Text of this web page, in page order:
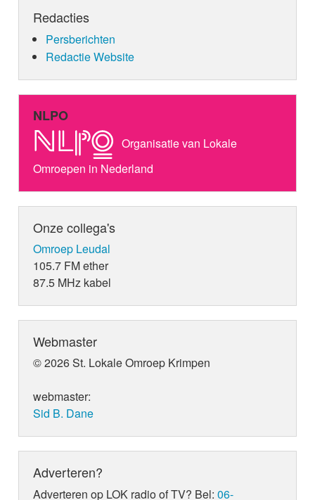
Redacties
Persberichten
Redactie Website
NLPO
Organisatie van Lokale
Omroepen in Nederland
Onze collega's
Omroep Leudal
105.7 FM ether
87.5 MHz kabel
Webmaster
© 2026 St. Lokale Omroep Krimpen
webmaster:
Sid B. Dane
Adverteren?
Adverteren op LOK radio of TV? Bel:06-